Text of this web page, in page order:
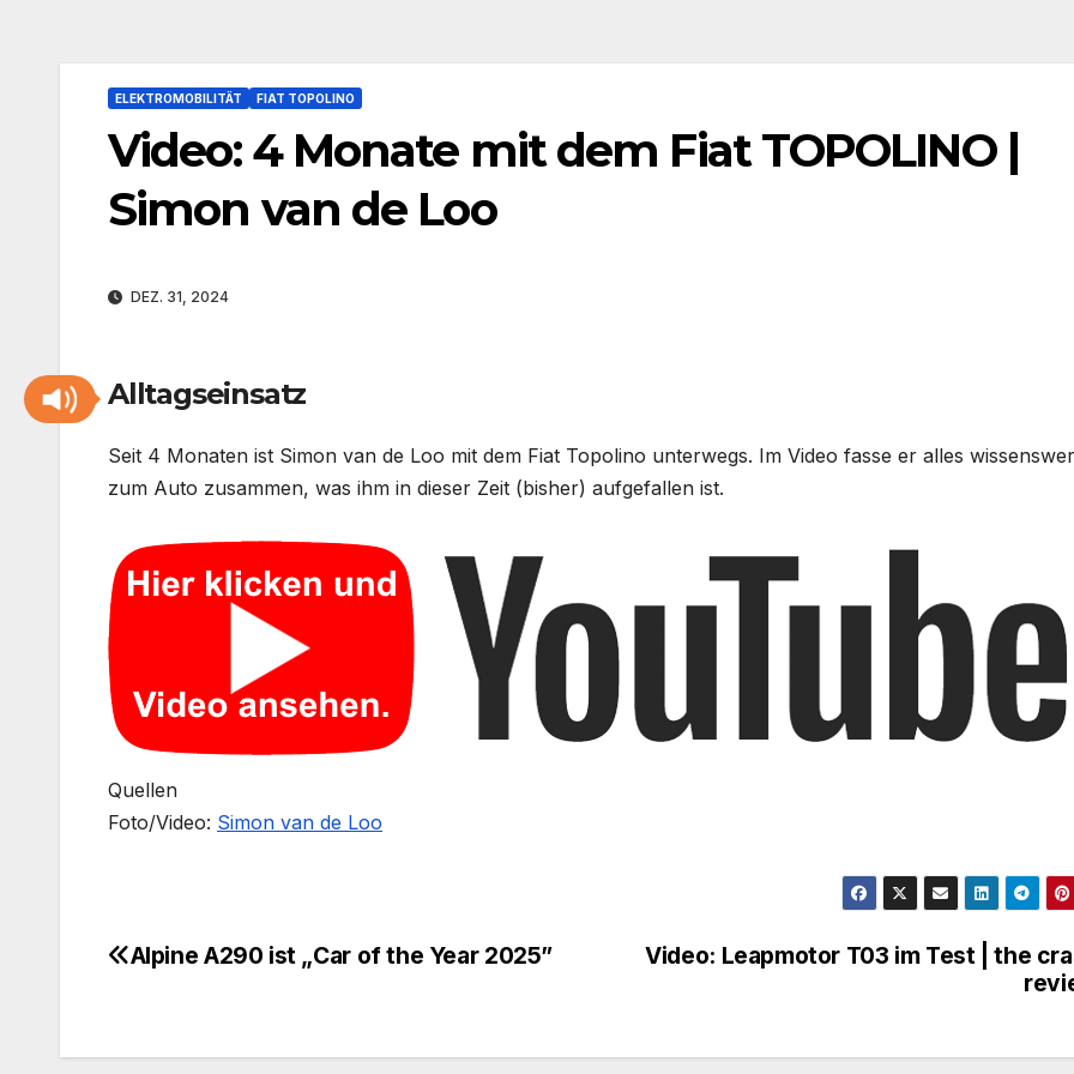
ELEKTROMOBILITÄT FIAT TOPOLINO
Video: 4 Monate mit dem Fiat TOPOLINO |
Simon van de Loo
DEZ. 31, 2024
Alltagseinsatz
Seit 4 Monaten ist Simon van de Loo mit dem Fiat Topolino unterwegs. Im Video fasse er alles
zum Auto zusammen, was ihm in dieser Zeit (bisher) aufgefallen ist.
Quellen
Foto/Video: Simon van de Loo
Beitragsnavigation
Video: Leapmotor T03 im Test | the
Alpine A290 ist „Car of the Year 2025”